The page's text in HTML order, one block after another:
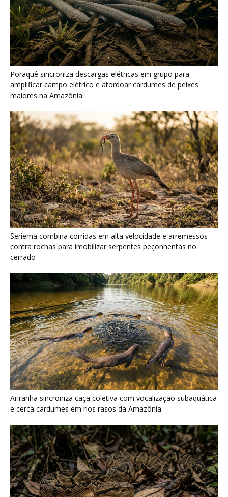
Seriema combina corridas em alta velocidade e arremessos
contra rochas para imobilizar serpentes peçonhentas no
cerrado
Ariranha sincroniza caça coletiva com vocalização subaquática
e cerca cardumes em rios rasos da Amazônia
Surucucu detecta calor pela fosseta loreal e prepara ataque de
emboscada no escuro da floresta
Últimas noticias
“A floresta protegida também protege a
saúde”: o estudo que encontrou...